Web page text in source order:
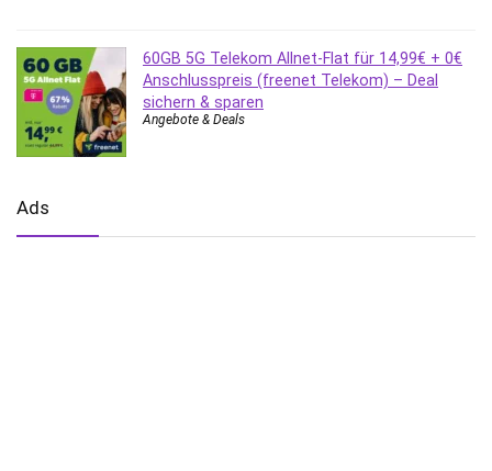
60GB 5G Telekom Allnet-Flat für 14,99€ + 0€
Anschlusspreis (freenet Telekom) – Deal
sichern & sparen
Angebote & Deals
Ads